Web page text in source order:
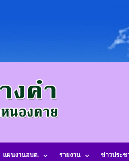
แผนงานอบต. รายงาน ข่าวประ